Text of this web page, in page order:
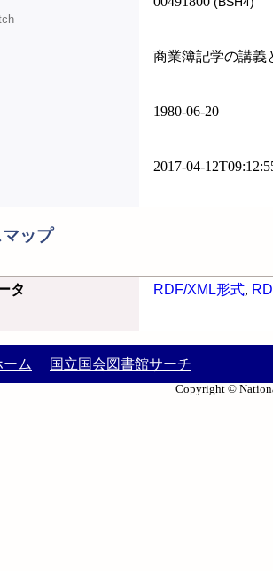
商業簿記学の講義
1980-06-20
2017-04-
ップ
タ RDF/XML形式,
ム 国立国会図書館サーチ
Copyright ©